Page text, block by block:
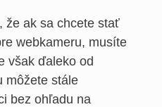
že ak sa chcete stať
webkameru, musíte
však ďaleko od
môžete stále
bez ohľadu na